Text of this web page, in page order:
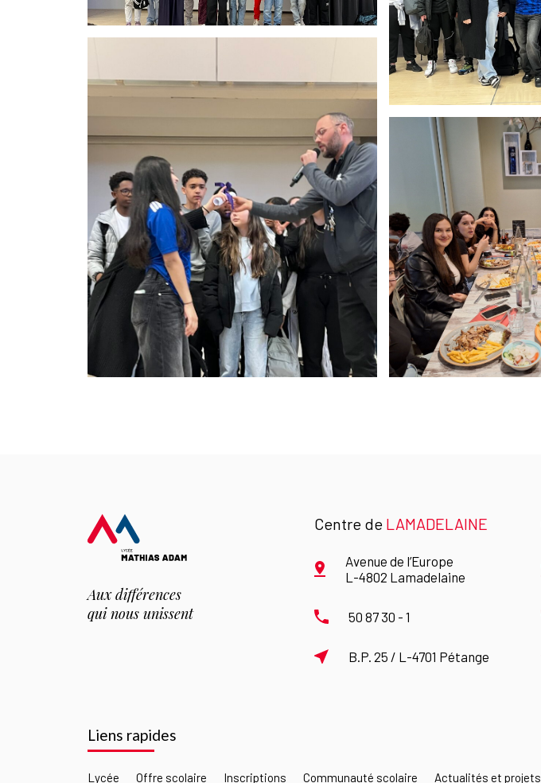
Aux différences
qui nous unissent
Centre de LAMADELAINE
Avenue de l’Europe
L-4802 Lamadelaine
50 87 30 - 1
B.P. 25 / L-4701 Pétange
Liens rapides
Lycée Offre scolaire Inscriptions Communauté scolaire Actualités et projets